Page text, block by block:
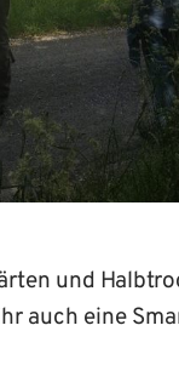
und
auch eine